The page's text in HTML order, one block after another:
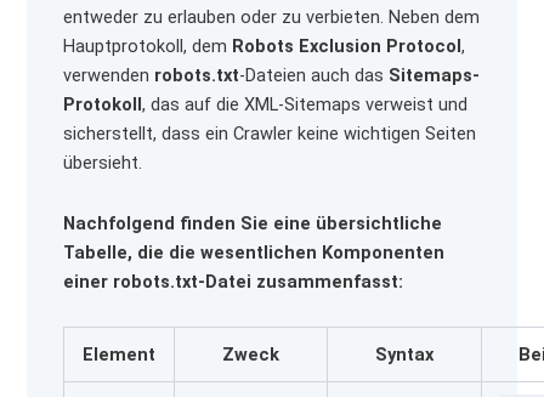
entweder zu erlauben oder zu verbieten. Neben dem
Hauptprotokoll, dem Robots Exclusion Protocol,
verwenden robots.txt-Dateien auch das Sitemaps-
Protokoll, das auf die XML-Sitemaps verweist und
sicherstellt, dass ein Crawler keine wichtigen Seiten
übersieht.
Nachfolgend finden Sie eine übersichtliche
Tabelle, die die wesentlichen Komponenten
einer robots.txt-Datei zusammenfasst:
Element Zweck Syntax